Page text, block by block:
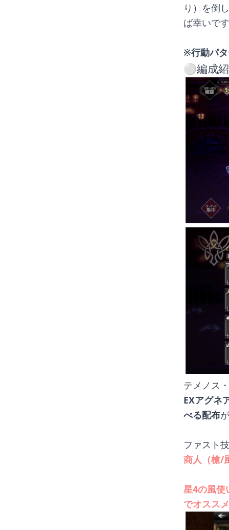
り）を倒
ば幸いで
※行動パ
⚪︎編成
テメノス
EXアグネ
べる配布
ファスト
商人（槍/
星4の風使
でオスス